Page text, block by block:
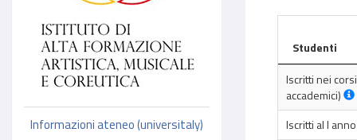
Informazioni ateneo (universitaly)
Studenti
Iscritti nei
accademici)
Iscritti al I